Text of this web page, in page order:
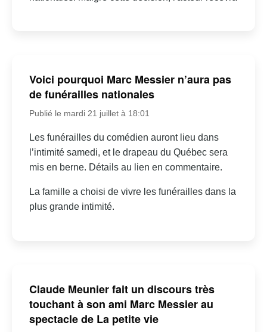
Voici pourquoi Marc Messier n’aura pas
de funérailles nationales
Publié le mardi 21 juillet à 18:01
Les funérailles du comédien auront lieu dans
l’intimité samedi, et le drapeau du Québec sera
mis en berne. Détails au lien en commentaire.
La famille a choisi de vivre les funérailles dans la
plus grande intimité.
Claude Meunier fait un discours très
touchant à son ami Marc Messier au
spectacle de La petite vie